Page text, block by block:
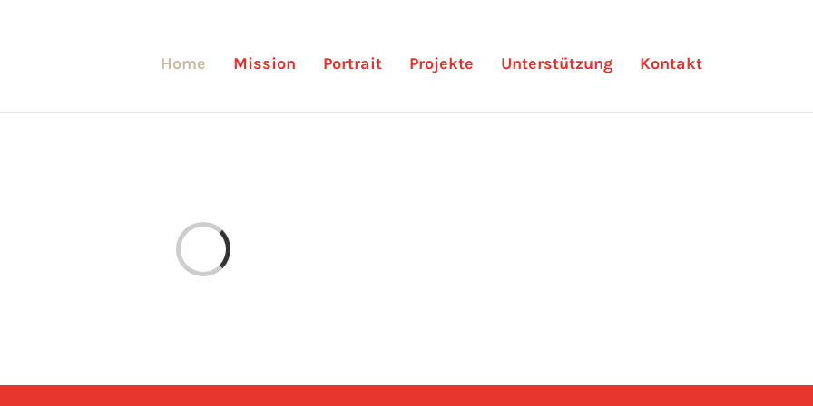
Home Mission Portrait Projekte Unterstützung Kontakt
Loading...